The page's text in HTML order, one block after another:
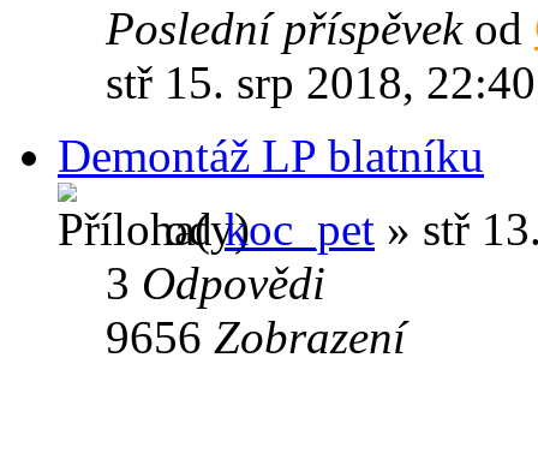
Poslední příspěvek od
stř 15. srp 2018, 22:40
Demontáž LP blatníku
odkoc_pet » stř
3 Odpovědi
9656 Zobrazení